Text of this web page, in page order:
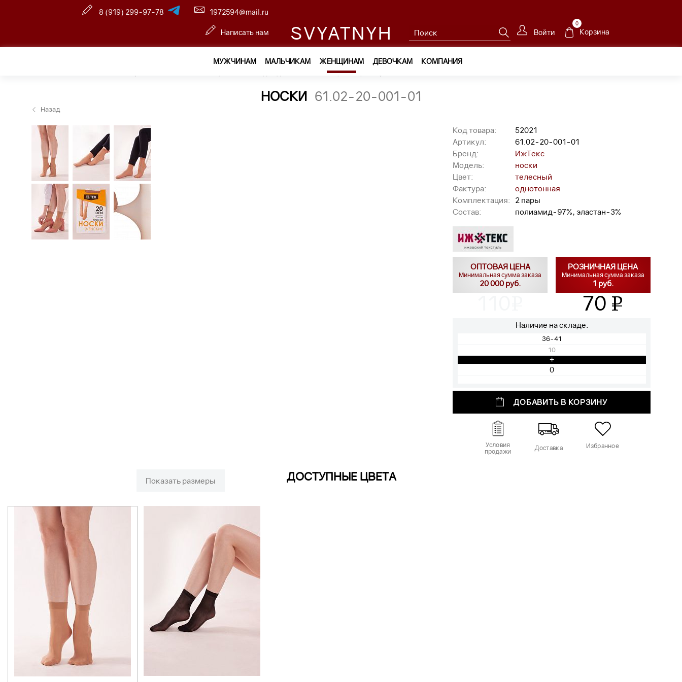
8 (919) 299-97-78 1972594@mail.ru
Написать нам SVYATNYH Войти
0
Корзина
МУЖЧИНАМ МАЛЬЧИКАМ ЖЕНЩИНАМ ДЕВОЧКАМ КОМПАНИЯ
Колготки, носки, гольфы
НОСКИ 61.02-20-001-01
Назад
Код товара:
52021
Артикул:
61.02-20-001-01
Бренд:
ИжТекс
Модель:
носки
Цвет:
телесный
Фактура:
однотонная
Комплектация:
2 пары
Состав:
полиамид-97%, эластан-3%
ОПТОВАЯ ЦЕНА
Минимальная сумма заказа
20 000 руб.
РОЗНИЧНАЯ ЦЕНА
Минимальная сумма заказа
1 руб.
70 v
Наличие на складе:
36-41
10
+
ДОБАВИТЬ В КОРЗИНУ
Условия
продажи
Доставка Избранное
Показать размеры ДОСТУПНЫЕ ЦВЕТА